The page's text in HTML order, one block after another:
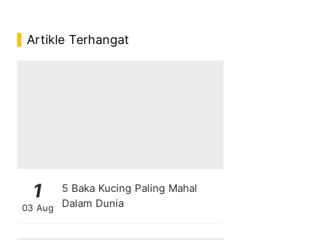
Artikle Terhangat
1
03 Aug
5 Baka Kucing Paling Mahal
Dalam Dunia